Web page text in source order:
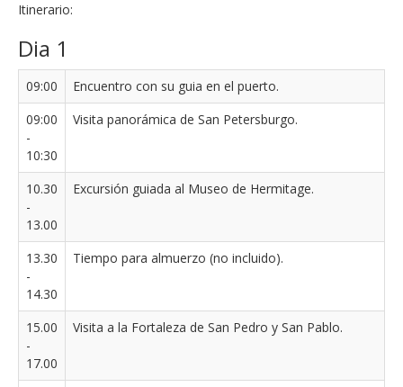
Itinerario:
Dia 1
09:00
Encuentro con su guia en el puerto.
09:00
-
10:30
Visita panorámica de San Petersburgo.
10.30
-
13.00
Excursión guiada al Museo de Hermitage.
13.30
-
14.30
Tiempo para almuerzo (no incluido).
15.00
-
17.00
Visita a la Fortaleza de San Pedro y San Pablo.